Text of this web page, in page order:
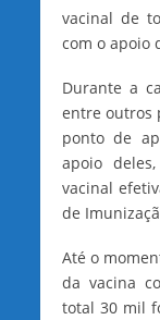
vacinal de
com o apoio
Durante a
entre outros
ponto de
apoio
vacinal
de
Até o
da vacina
total 30 mil